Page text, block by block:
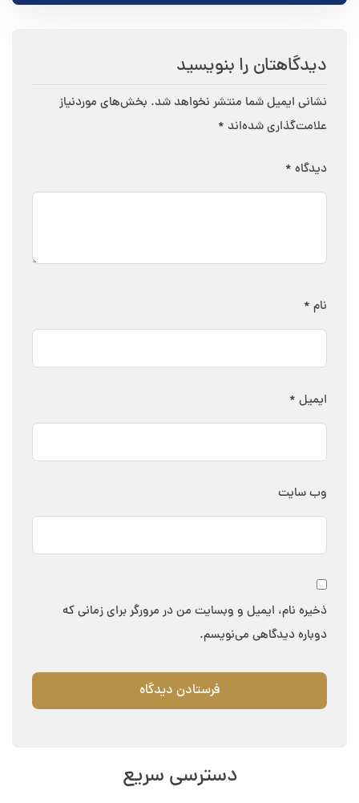
دیدگاهتان را بنویسید
نشانی ایمیل شما منتشر نخواهد شد. بخش‌های موردنیاز
علامت‌گذاری شده‌اند *
دیدگاه *
نام *
ایمیل *
وب‌ سایت
ذخیره نام، ایمیل و وبسایت من در مرورگر برای زمانی که
دوباره دیدگاهی می‌نویسم.
دسترسی سریع